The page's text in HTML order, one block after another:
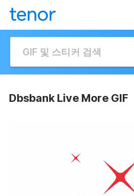
Dbsbank Live More GIF